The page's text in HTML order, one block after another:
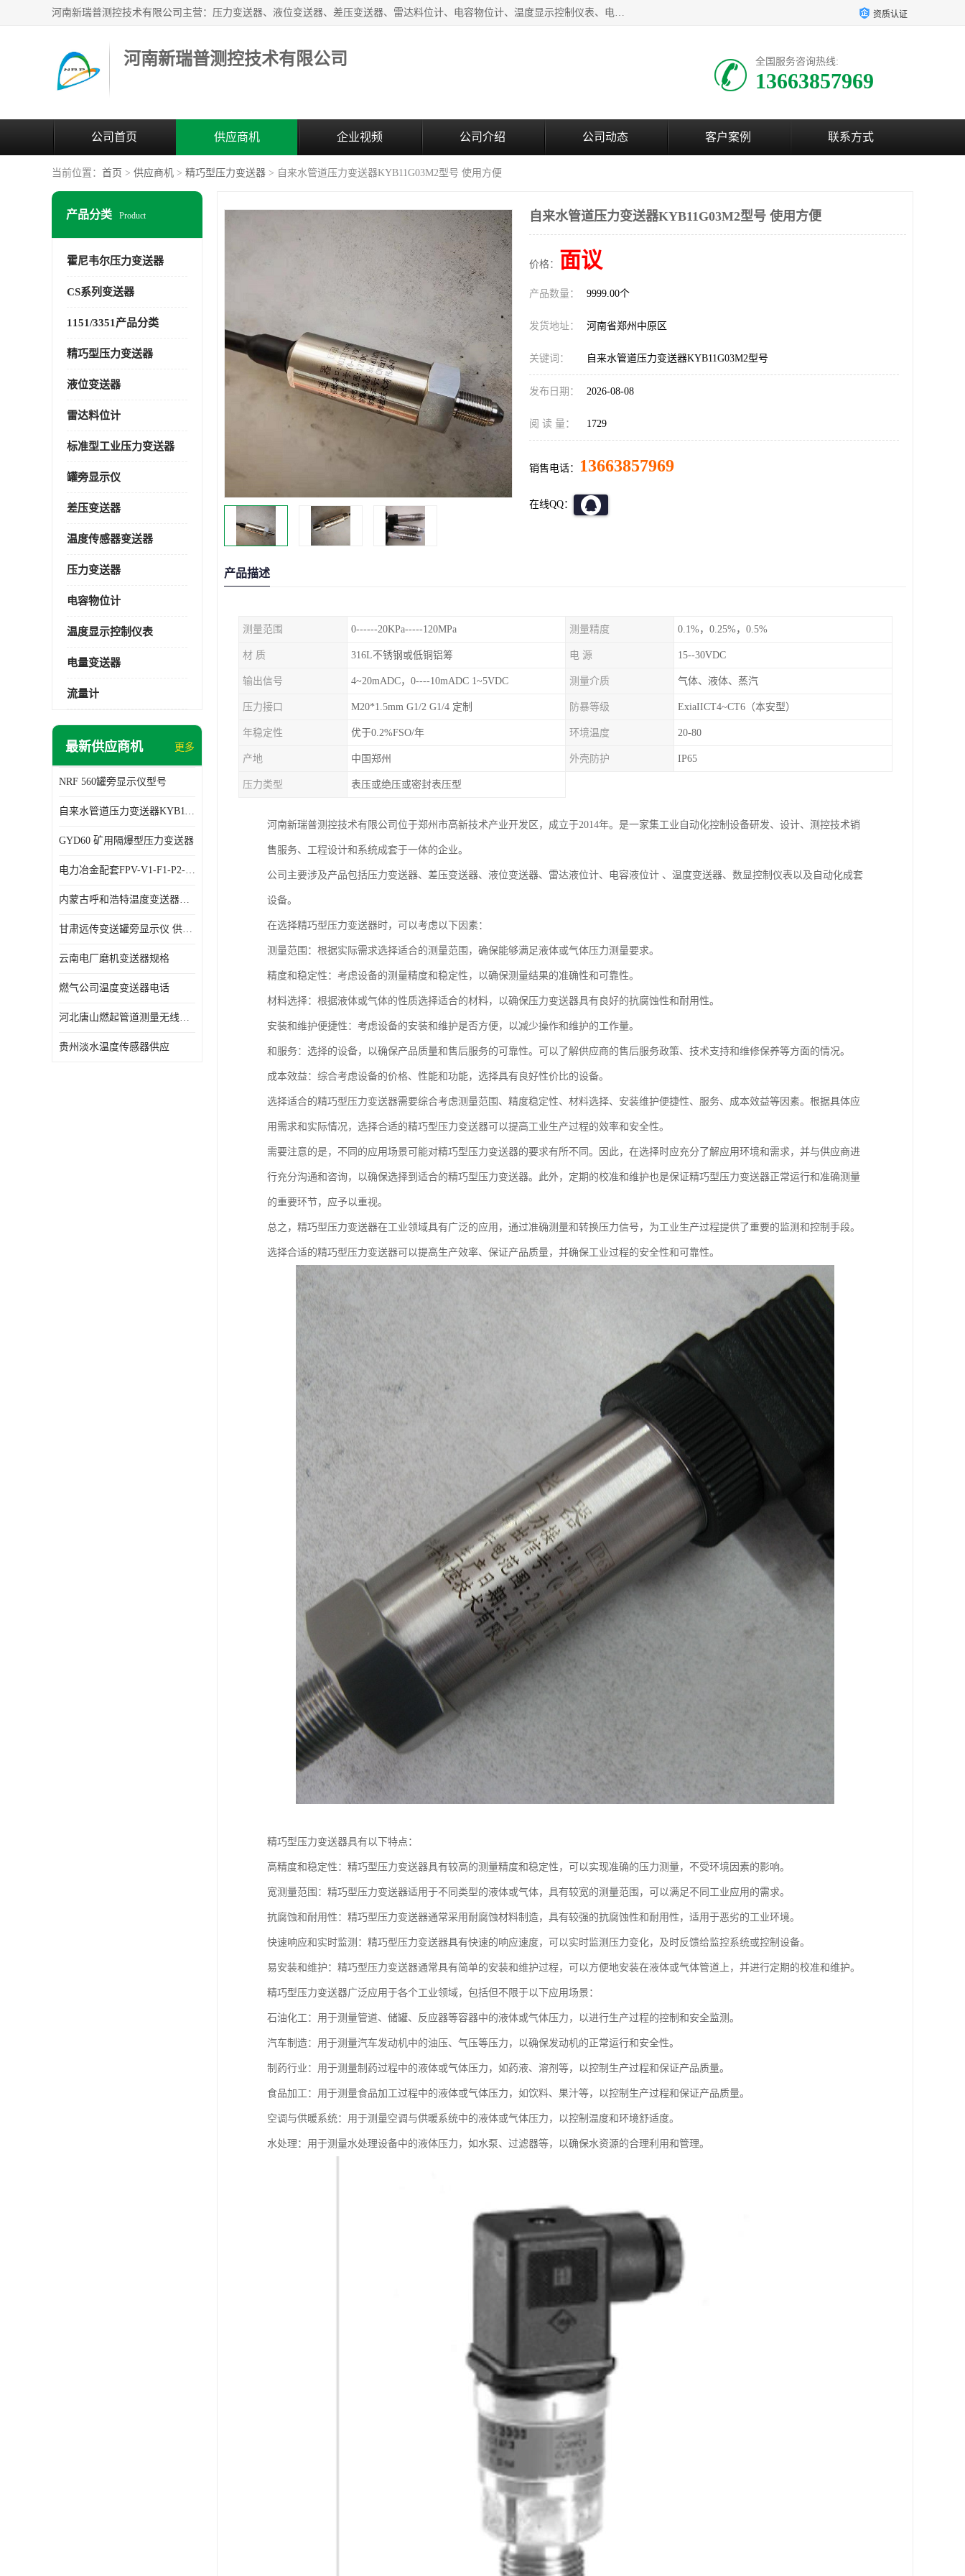
河南新瑞普测控技术有限公司主营：压力变送器、液位变送器、差压变送器、雷达料位计、电容物位计、温度显示控制仪表、电量变送器、流量计、工业自动化系统成套设备。 资质认证
河南新瑞普测控技术有限公司 全国服务咨询热线:
13663857969
公司首页 供应商机 企业视频 公司介绍 公司动态 客户案例 联系方式
当前位置： 首页 > 供应商机 > 精巧型压力变送器 > 自来水管道压力变送器KYB11G03M2型号 使用方便
产品分类 Product
霍尼韦尔压力变送器
CS系列变送器
1151/3351产品分类
精巧型压力变送器
液位变送器
雷达料位计
标准型工业压力变送器
罐旁显示仪
差压变送器
温度传感器变送器
压力变送器
电容物位计
温度显示控制仪表
电量变送器
流量计
最新供应商机 更多
NRF 560罐旁显示仪型号
自来水管道压力变送器KYB11G03M2型号 使用方便
GYD60 矿用隔爆型压力变送器
电力冶金配套FPV-V1-F1-P2-03电压变送器
内蒙古呼和浩特温度变送器配套罐旁显示仪供应 性能稳定
甘肃远传变送罐旁显示仪 供应及时
云南电厂磨机变送器规格
燃气公司温度变送器电话
河北唐山燃起管道测量无线压力变送器型号 性能稳定
贵州淡水温度传感器供应
自来水管道压力变送器KYB11G03M2型号 使用方便
价格： 面议
产品数量： 9999.00个
发货地址： 河南省郑州中原区
关键词： 自来水管道压力变送器KYB11G03M2型号
发布日期： 2026-08-08
阅 读 量： 1729
销售电话： 13663857969
在线QQ：
产品描述
测量范围 0------20KPa-----120MPa 测量精度 0.1%，0.25%，0.5%
材 质 316L不锈钢或低铜铝筹 电 源 15--30VDC
输出信号 4~20mADC，0----10mADC 1~5VDC 测量介质 气体、液体、蒸汽
压力接口 M20*1.5mm G1/2 G1/4 定制 防暴等级 ExiaIICT4~CT6（本安型）
年稳定性 优于0.2%FSO/年 环境温度 20-80
产地 中国郑州 外壳防护 IP65
压力类型 表压或绝压或密封表压型
河南新瑞普测控技术有限公司位于郑州市高新技术产业开发区，成立于2014年。是一家集工业自动化控制设备研发、设计、测控技术销
售服务、工程设计和系统成套于一体的企业。
公司主要涉及产品包括压力变送器、差压变送器、液位变送器、雷达液位计、电容液位计 、温度变送器、数显控制仪表以及自动化成套
设备。
在选择精巧型压力变送器时，可以考虑以下因素：
测量范围：根据实际需求选择适合的测量范围，确保能够满足液体或气体压力测量要求。
精度和稳定性：考虑设备的测量精度和稳定性，以确保测量结果的准确性和可靠性。
材料选择：根据液体或气体的性质选择适合的材料，以确保压力变送器具有良好的抗腐蚀性和耐用性。
安装和维护便捷性：考虑设备的安装和维护是否方便，以减少操作和维护的工作量。
和服务：选择的设备，以确保产品质量和售后服务的可靠性。可以了解供应商的售后服务政策、技术支持和维修保养等方面的情况。
成本效益：综合考虑设备的价格、性能和功能，选择具有良好性价比的设备。
选择适合的精巧型压力变送器需要综合考虑测量范围、精度稳定性、材料选择、安装维护便捷性、服务、成本效益等因素。根据具体应
用需求和实际情况，选择合适的精巧型压力变送器可以提高工业生产过程的效率和安全性。
需要注意的是，不同的应用场景可能对精巧型压力变送器的要求有所不同。因此，在选择时应充分了解应用环境和需求，并与供应商进
行充分沟通和咨询，以确保选择到适合的精巧型压力变送器。此外，定期的校准和维护也是保证精巧型压力变送器正常运行和准确测量
的重要环节，应予以重视。
总之，精巧型压力变送器在工业领域具有广泛的应用，通过准确测量和转换压力信号，为工业生产过程提供了重要的监测和控制手段。
选择合适的精巧型压力变送器可以提高生产效率、保证产品质量，并确保工业过程的安全性和可靠性。
精巧型压力变送器具有以下特点：
高精度和稳定性：精巧型压力变送器具有较高的测量精度和稳定性，可以实现准确的压力测量，不受环境因素的影响。
宽测量范围：精巧型压力变送器适用于不同类型的液体或气体，具有较宽的测量范围，可以满足不同工业应用的需求。
抗腐蚀和耐用性：精巧型压力变送器通常采用耐腐蚀材料制造，具有较强的抗腐蚀性和耐用性，适用于恶劣的工业环境。
快速响应和实时监测：精巧型压力变送器具有快速的响应速度，可以实时监测压力变化，及时反馈给监控系统或控制设备。
易安装和维护：精巧型压力变送器通常具有简单的安装和维护过程，可以方便地安装在液体或气体管道上，并进行定期的校准和维护。
精巧型压力变送器广泛应用于各个工业领域，包括但不限于以下应用场景：
石油化工：用于测量管道、储罐、反应器等容器中的液体或气体压力，以进行生产过程的控制和安全监测。
汽车制造：用于测量汽车发动机中的油压、气压等压力，以确保发动机的正常运行和安全性。
制药行业：用于测量制药过程中的液体或气体压力，如药液、溶剂等，以控制生产过程和保证产品质量。
食品加工：用于测量食品加工过程中的液体或气体压力，如饮料、果汁等，以控制生产过程和保证产品质量。
空调与供暖系统：用于测量空调与供暖系统中的液体或气体压力，以控制温度和环境舒适度。
水处理：用于测量水处理设备中的液体压力，如水泵、过滤器等，以确保水资源的合理利用和管理。